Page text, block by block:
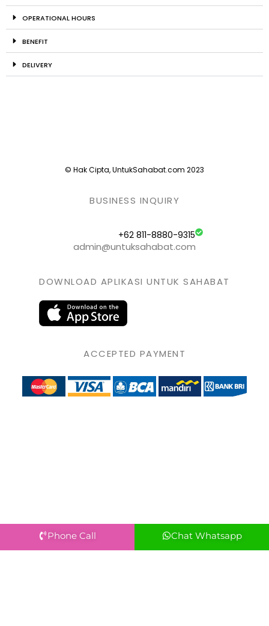
OPERATIONAL HOURS
BENEFIT
DELIVERY
© Hak Cipta, UntukSahabat.com 2023
BUSINESS INQUIRY
+62 811-8880-9315
admin@untuksahabat.com
DOWNLOAD APLIKASI UNTUK SAHABAT
ACCEPTED PAYMENT
Phone Call Chat Whatsapp